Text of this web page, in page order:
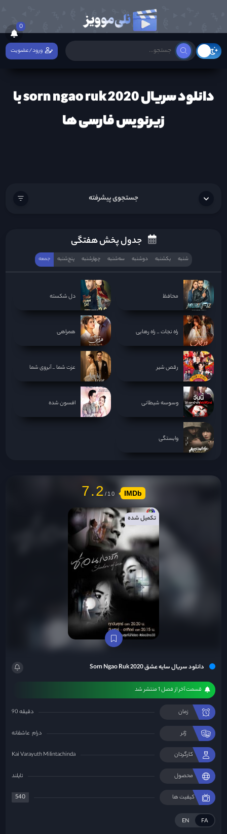
0
ورود/عضویت
دانلود سریال sorn ngao ruk 2020 با
زیرنویس فارسی ها
جستجوی پیشرفته
جدول پخش هفتگی
شنبه یکشنبه دوشنبه سه‌‌شنبه چهارشنبه پنج‌شنبه جمعه
محافظ دل شکسته
راه نجات _ راه رهایی همراهی
رقص شیر عزت شما _ آبروی شما
وسوسه شیطانی افسون شده
وابستگی
دانلود سریال سایه عشق Sorn Ngao Ruk 2020
قسمت آخر از فصل 1 منتشر شد
زمان 90 دقیقه
ژانر درام عاشقانه
کارگردان Kai Varayuth Milintachinda
محصول تایلند
کیفیت ها 540
FA
EN
7.2 IMDb
تکمیل شده